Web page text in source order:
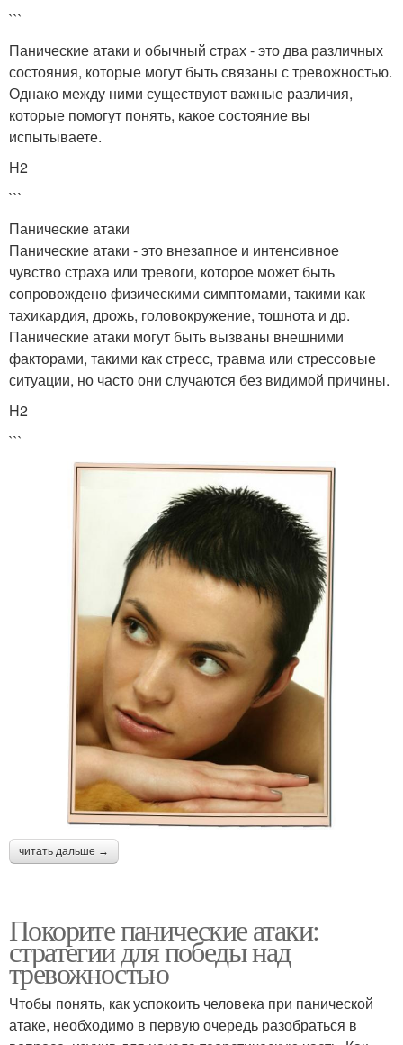
```
Панические атаки и обычный страх - это два различных
состояния, которые могут быть связаны с тревожностью.
Однако между ними существуют важные различия,
которые помогут понять, какое состояние вы
испытываете.
H2
```
Панические атаки
Панические атаки - это внезапное и интенсивное
чувство страха или тревоги, которое может быть
сопровождено физическими симптомами, такими как
тахикардия, дрожь, головокружение, тошнота и др.
Панические атаки могут быть вызваны внешними
факторами, такими как стресс, травма или стрессовые
ситуации, но часто они случаются без видимой причины.
H2
```
читать дальше →
Покорите панические атаки:
стратегии для победы над
тревожностью
Чтобы понять, как успокоить человека при панической
атаке, необходимо в первую очередь разобраться в